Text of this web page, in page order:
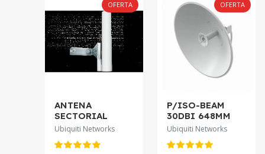
OFERTA
ANTENA
SECTORIAL
16DBI 120º 5GHZ
2-RPSMA 2X2
Ubiquiti Networks
OFERTA
P/ISO-BEAM
30DBI 648MM
5,1-5,9/5GHZ 2X2
2-RPSMA ANTEN
RD-5G30-LW.
Ubiquiti Networks